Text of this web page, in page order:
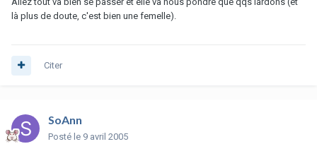
là plus de doute, c'est bien une femelle).
Citer
SoAnn
Posté le 9 avril 2005